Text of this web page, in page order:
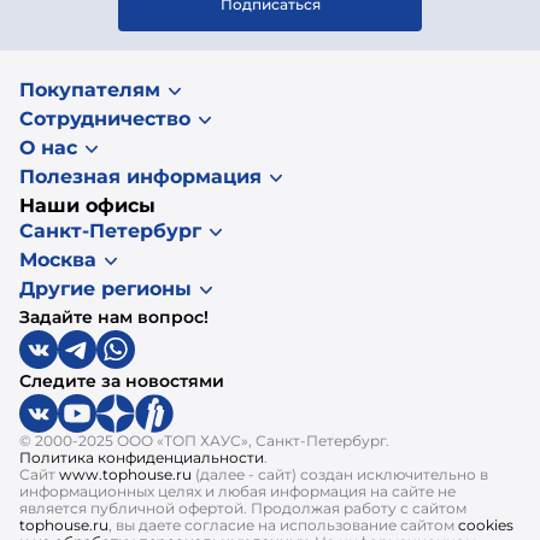
Подписаться
Покупателям
Сотрудничество
О нас
Полезная информация
Наши офисы
Санкт-Петербург
Москва
Другие регионы
Задайте нам вопрос!
Следите за новостями
© 2000-2025 ООО «ТОП ХАУС», Санкт-Петербург.
Политика конфиденциальности
Сайт www.tophouse.ru (далее - сайт) создан исключительно в
информационных целях и любая информация на сайте не
является публичной офертой. Продолжая работу с сайтом
tophouse.ru , вы даете согласие на использование сайтом cookies